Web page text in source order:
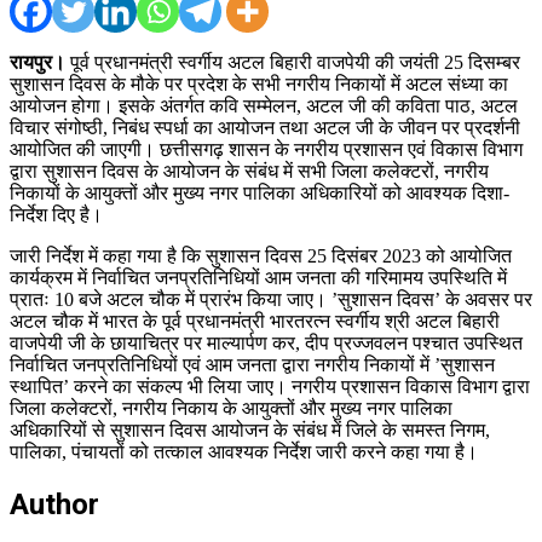
रायपुर। पूर्व प्रधानमंत्री स्वर्गीय अटल बिहारी वाजपेयी की जयंती 25 दिसम्बर
सुशासन दिवस के मौके पर प्रदेश के सभी नगरीय निकायों में अटल संध्या का
आयोजन होगा। इसके अंतर्गत कवि सम्मेलन, अटल जी की कविता पाठ, अटल
विचार संगोष्ठी, निबंध स्पर्धा का आयोजन तथा अटल जी के जीवन पर प्रदर्शनी
आयोजित की जाएगी। छत्तीसगढ़ शासन के नगरीय प्रशासन एवं विकास विभाग
द्वारा सुशासन दिवस के आयोजन के संबंध में सभी जिला कलेक्टरों, नगरीय
निकायों के आयुक्तों और मुख्य नगर पालिका अधिकारियों को आवश्यक दिशा-
निर्देश दिए है।
जारी निर्देश में कहा गया है कि सुशासन दिवस 25 दिसंबर 2023 को आयोजित
कार्यक्रम में निर्वाचित जनप्रतिनिधियों आम जनता की गरिमामय उपस्थिति में
प्रातः 10 बजे अटल चौक में प्रारंभ किया जाए। ’सुशासन दिवस’ के अवसर पर
अटल चौक में भारत के पूर्व प्रधानमंत्री भारतरत्न स्वर्गीय श्री अटल बिहारी
वाजपेयी जी के छायाचित्र पर माल्यार्पण कर, दीप प्रज्जवलन पश्चात उपस्थित
निर्वाचित जनप्रतिनिधियों एवं आम जनता द्वारा नगरीय निकायों में ’सुशासन
स्थापित’ करने का संकल्प भी लिया जाए। नगरीय प्रशासन विकास विभाग द्वारा
जिला कलेक्टरों, नगरीय निकाय के आयुक्तों और मुख्य नगर पालिका
अधिकारियों से सुशासन दिवस आयोजन के संबंध में जिले के समस्त निगम,
पालिका, पंचायतों को तत्काल आवश्यक निर्देश जारी करने कहा गया है।
Author